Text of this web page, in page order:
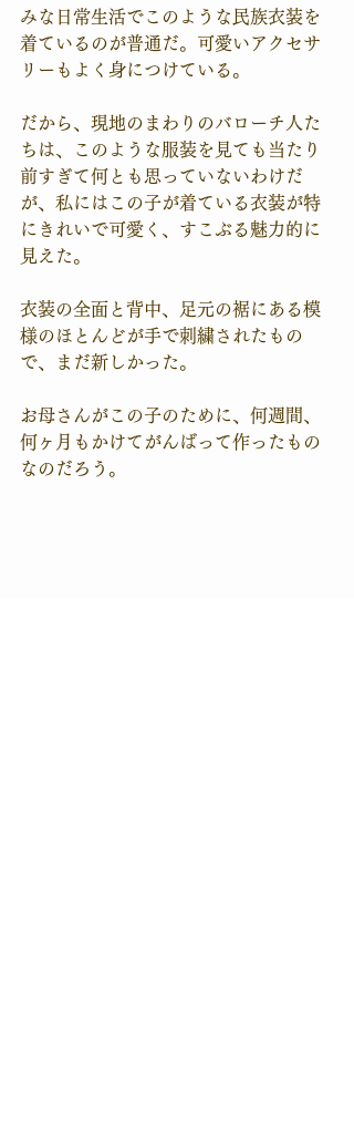
みな日常生活でこのような民族衣装を
着ているのが普通だ。可愛いアクセサ
リーもよく身につけている。
だから、現地のまわりのバローチ人た
ちは、このような服装を見ても当たり
前すぎて何とも思っていないわけだ
が、私にはこの子が着ている衣装が特
にきれいで可愛く、すこぶる魅力的に
見えた。
衣装の全面と背中、足元の裾にある模
様のほとんどが手で刺繍されたもの
で、まだ新しかった。
お母さんがこの子のために、何週間、
何ヶ月もかけてがんばって作ったもの
なのだろう。